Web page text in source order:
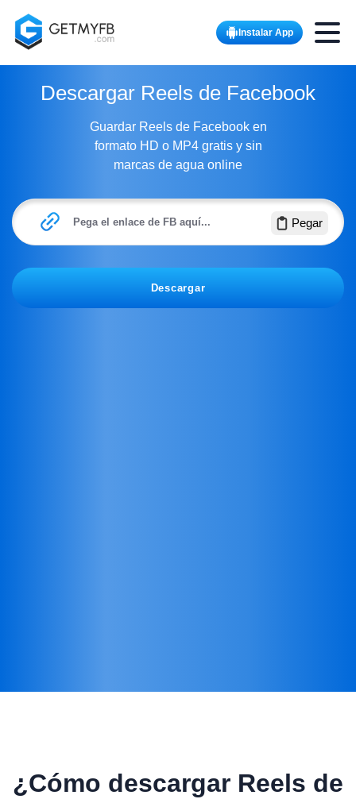
Toggle
Instalar App
Descargar Reels de Facebook
Guardar Reels de Facebook en
formato HD o MP4 gratis y sin
marcas de agua online
Pega el enlace de FB aquí...
Pegar
Descargar
¿Cómo descargar Reels de